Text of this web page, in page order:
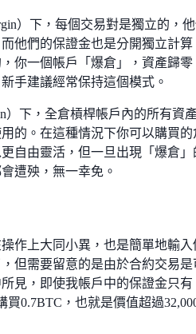
）下，每個交易對是獨立的，
他們的保證金也是分開獨立計算
你一個帳戶「爆倉」，資產歸零
手建議經常保持這個模式。
）下，全倉槓桿帳戶內的所有資
的。在這種情況下你可以購買的
自由靈活，但一旦出現「爆倉」
遭殃，無一幸免。
作上大同小異，也是簡單地輸入
但需要留意的是由於合約交易是
見，即使我帳戶中的保證金只有
買0.7BTC，也就是價值超過